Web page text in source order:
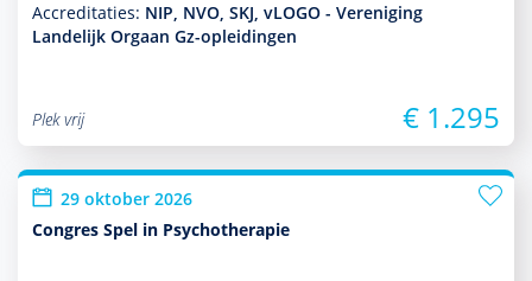
Accreditaties: NIP, NVO, SKJ, vLOGO - Vereniging
Landelijk Orgaan Gz-opleidingen
Plek vrij € 1.295
29 oktober 2026
Congres Spel in Psychotherapie